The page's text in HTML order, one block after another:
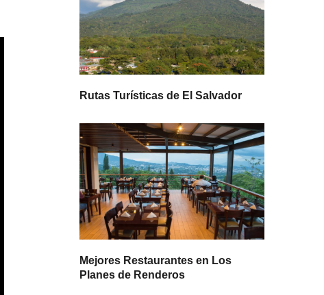
Rutas Turísticas de El Salvador
Mejores Restaurantes en Los
Planes de Renderos